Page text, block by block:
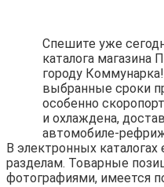
Спешите уже
каталога магазина
городу
выбранные сроки
особенно
и охлаждена,
автомобиле-
В электронных
разделам. Товарные
фотографиями, имеется